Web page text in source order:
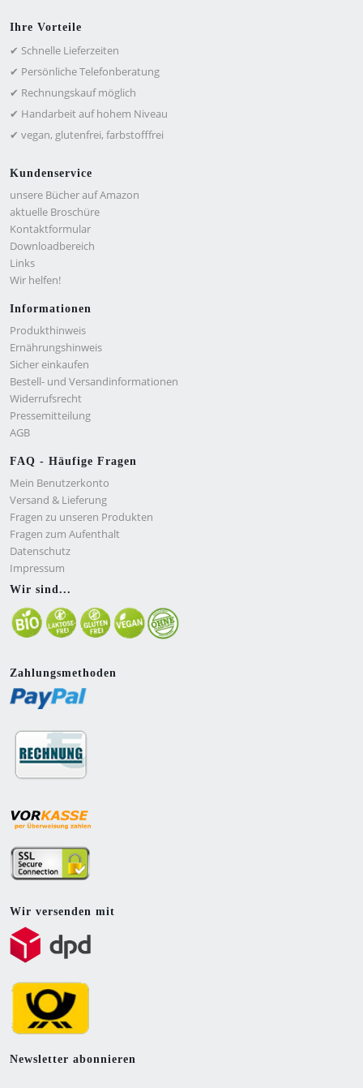
Ihre Vorteile
✔ Schnelle Lieferzeiten
✔ Persönliche Telefonberatung
✔ Rechnungskauf möglich
✔ Handarbeit auf hohem Niveau
✔ vegan, glutenfrei, farbstofffrei
Kundenservice
unsere Bücher auf Amazon
aktuelle Broschüre
Kontaktformular
Downloadbereich
Links
Wir helfen!
Informationen
Produkthinweis
Ernährungshinweis
Sicher einkaufen
Bestell- und Versandinformationen
Widerrufsrecht
Pressemitteilung
AGB
FAQ - Häufige Fragen
Mein Benutzerkonto
Versand & Lieferung
Fragen zu unseren Produkten
Fragen zum Aufenthalt
Datenschutz
Impressum
Wir sind...
Zahlungsmethoden
Wir versenden mit
Newsletter abonnieren